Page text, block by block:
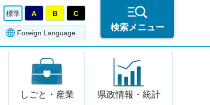
標準 A B C
Foreign Language
検索メニュー
しごと・産業 県政情報・統計